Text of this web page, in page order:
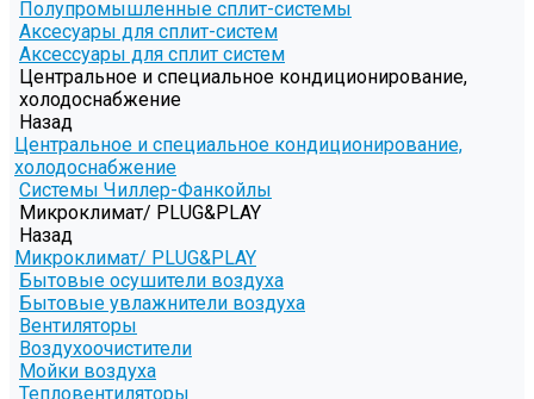
Полупромышленные сплит-системы
Аксесуары для сплит-систем
Аксессуары для сплит систем
Центральное и специальное кондиционирование,
холодоснабжение
Назад
Центральное и специальное кондиционирование,
холодоснабжение
Системы Чиллер-Фанкойлы
Микроклимат/ PLUG&PLAY
Назад
Микроклимат/ PLUG&PLAY
Бытовые осушители воздуха
Бытовые увлажнители воздуха
Вентиляторы
Воздухоочистители
Мойки воздуха
Тепловентиляторы